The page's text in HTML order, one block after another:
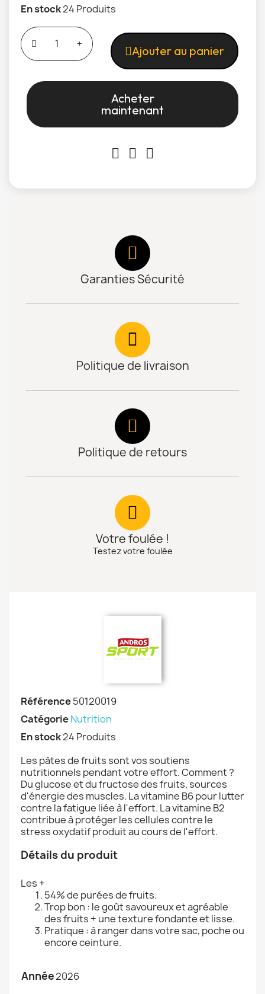
En stock24 Produits
Ajouter au panier
Acheter
maintenant
Garanties Sécurité
Politique de livraison
Politique de retours
Votre foulée !
Testez votre foulée
Référence50120019
CatégorieNutrition
En stock24 Produits
Les pâtes de fruits sont vos soutiens
nutritionnels pendant votre effort. Comment ?
Du glucose et du fructose des fruits, sources
d'énergie des muscles. La vitamine B6 pour lutter
contre la fatigue liée à l'effort. La vitamine B2
contribue à protéger les cellules contre le
stress oxydatif produit au cours de l'effort.
Détails du produit
Les +
54% de purées de fruits.
Trop bon : le goût savoureux et agréable
des fruits + une texture fondante et lisse.
Pratique : à ranger dans votre sac, poche ou
encore ceinture.
Année2026